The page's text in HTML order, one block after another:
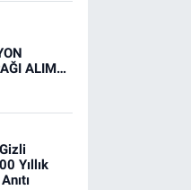
ALIM
Yıllık